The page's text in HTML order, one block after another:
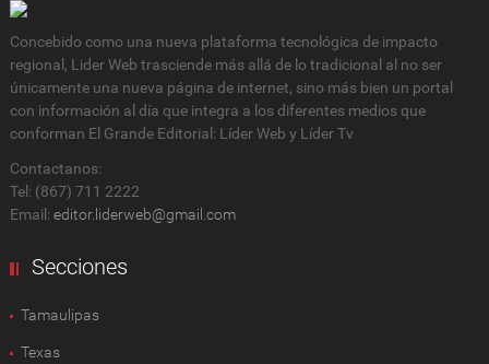
Concebido como una nueva plataforma tecnológica de impacto
regional, Lider Web trasciende más allá de lo tradicional al no ser
únicamente una nueva página de internet, sino más bien un portal
con información al día que integra a los diferentes medios que
conforman El Grande Editorial: Líder Web y Líder Tv
Contactanos:
Tel: (867) 711 2222
Email: editor.liderweb@gmail.com
Secciones
Tamaulipas
Texas